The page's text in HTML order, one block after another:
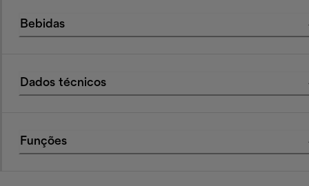
Bebidas
Dados técnicos
Funções